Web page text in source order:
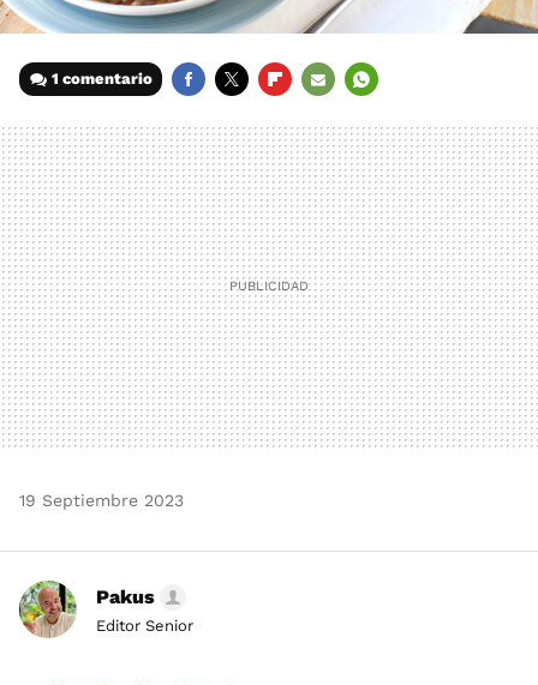
1 comentario
MAIL
19 Septiembre 2023
Pakus
Editor Senior